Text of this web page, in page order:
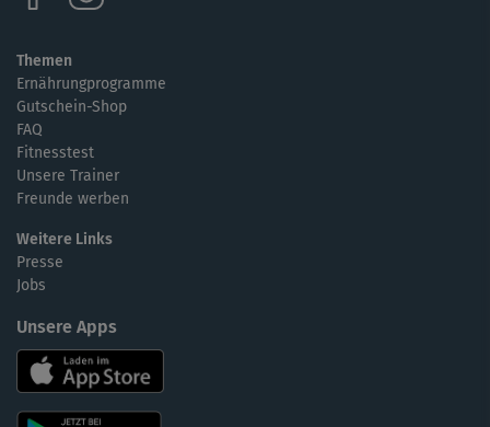
Themen
Ernährungprogramme
Gutschein-Shop
FAQ
Fitnesstest
Unsere Trainer
Freunde werben
Weitere Links
Presse
Jobs
Unsere Apps